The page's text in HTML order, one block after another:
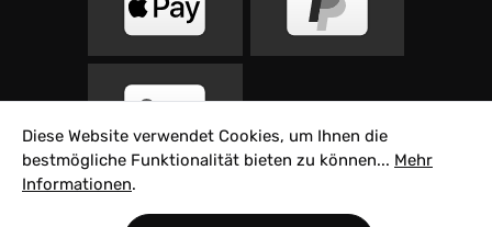
Diese Website verwendet Cookies, um Ihnen die
bestmögliche Funktionalität bieten zu können... Mehr
Informationen.